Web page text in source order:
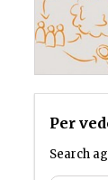
Per
Search